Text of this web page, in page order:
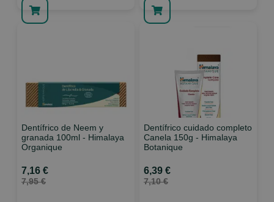
Dentífrico de Neem y
granada 100ml - Himalaya
Organique
7,16 €
7,95 €
Dentífrico cuidado completo
Canela 150g - Himalaya
Botanique
6,39 €
7,10 €